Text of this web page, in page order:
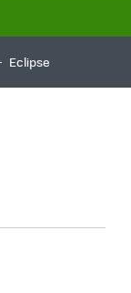
Eclipse